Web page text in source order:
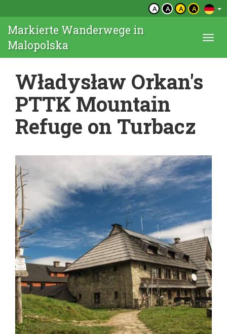
A A A A
Markierte Wanderwege in
Malopolska
Władysław Orkan's
PTTK Mountain
Refuge on Turbacz